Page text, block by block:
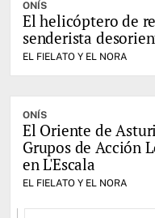
ONÍS
El helicóptero de
senderista
EL FIELATO Y EL NORA
ONÍS
El Oriente de
Grupos de Acción
en L'Escala
EL FIELATO Y EL NORA